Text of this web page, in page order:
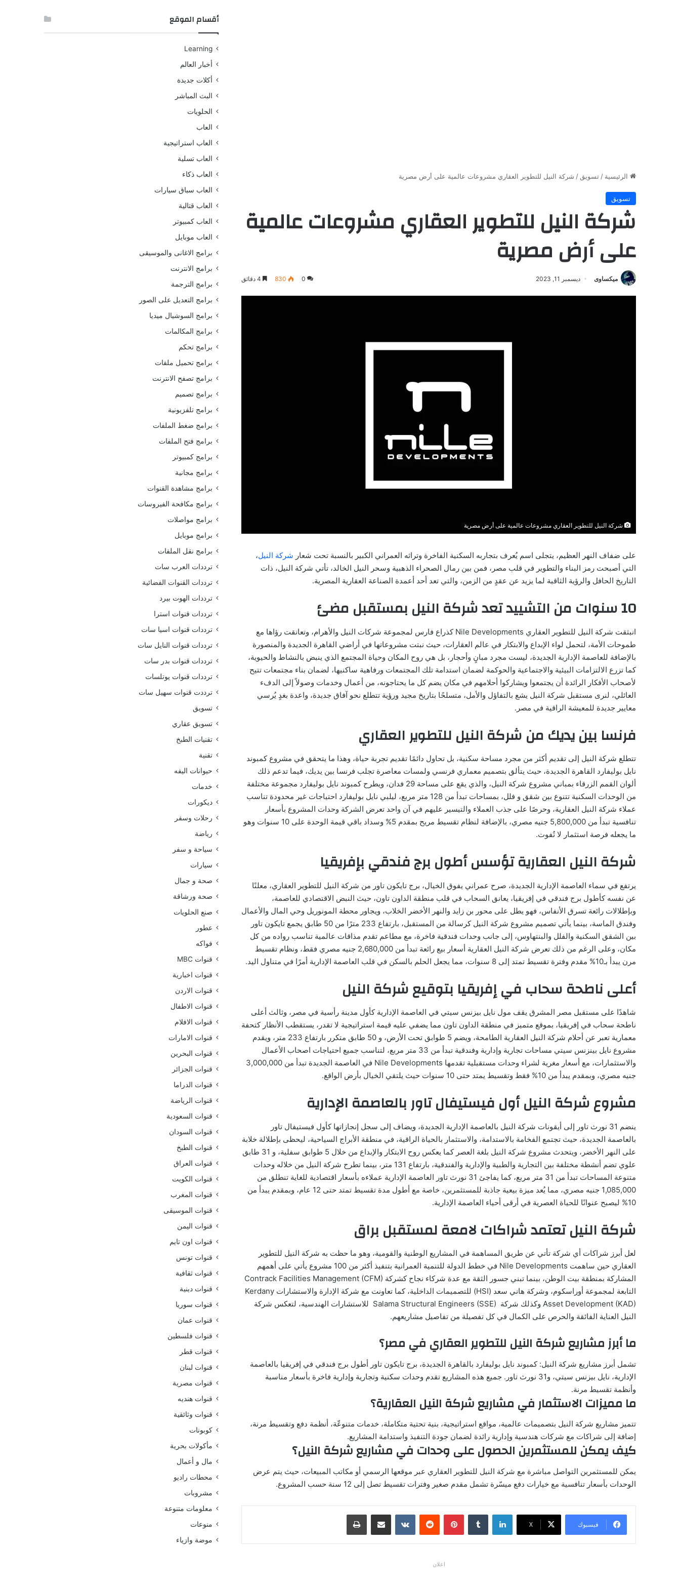
الرئيسية / تسويق / شركة النيل للتطوير العقاري مشروعات عالمية على أرض مصرية
تسويق
شركة النيل للتطوير العقاري مشروعات عالمية
على أرض مصرية
ميكساوى ديسمبر 11, 2023 0
830
شركة النيل للتطوير العقاري مشروعات عالمية على أرض مصرية
على ضفاف النهر العظيم، يتجلى اسم يُعرف بتجاربه السكنية الفاخرة وتراثه العمراني الكبير بالنسبة تحت شعار شركة النيل،
التي أصبحت رمز البناء والتطوير في قلب مصر، فمن بين رمال الصحراء الذهبية وسحر النيل الخالد، تأتي شركة النيل، ذات
التاريخ الحافل والرؤية الثاقبة لما يزيد عن عقدٍ من الزمن، والتي تعد أحد أعمدة الصناعة العقارية المصرية.
10 سنوات من التشييد تعد شركة النيل بمستقبل مضئ
انبثقت شركة النيل للتطوير العقاري Nile Developments كذراع فارس لمجموعة شركات النيل والأهرام، وتعانقت رؤاها مع
طموحات الأمة، لتحمل لواء الإبداع والابتكار في عالم العقارات، حيث نبتت مشروعاتها في أراضي القاهرة الجديدة والمنصورة
بالإضافة للعاصمة الإدارية الجديدة، ليست مجرد مبانٍ وأحجار، بل هي روح المكان وحياة المجتمع الذي ينبض بالنشاط والحيوية،
كما تزرع الالتزامات البيئية والاجتماعية والحوكمة لضمان استدامة تلك المجتمعات ورفاهية ساكنيها، لضمان بناء مجتمعات تتيح
لأصحاب الأفكار الرائدة أن يجتمعوا ويشاركوا أحلامهم في مكان يضم كل ما يحتاجونه، من أعمال وخدمات وصولاً إلى الدفء
العائلي، لنرى مستقبل شركة النيل يشع بالتفاؤل والأمل، متسلحًا بتاريخ مجيد ورؤية تتطلع نحو آفاق جديدة، واعدة بغدٍ يُرسي
معايير جديدة للمعيشة الراقية في مصر.
فرنسا بين يديك من شركة النيل للتطوير العقاري
تتطلع شركة النيل إلى تقديم أكثر من مجرد مساحة سكنية، بل تحاول دائمًا تقديم تجربة حياة، وهذا ما يتحقق في مشروع كمبوند
نايل بوليفارد القاهرة الجديدة، حيث يتألق بتصميم معماري فرنسي ولمسات معاصرة تجلب فرنسا بين يديك، فيما تدعم ذلك
ألوان القمم الزرقاء بمباني مشروع شركة النيل، والذي يقع على مساحة 29 فدان، ويطرح كمبوند نايل بوليفارد مجموعة مختلفة
من الوحدات السكنية تتنوع بين شقق و فلل، بمساحات تبدأ من 128 متر مربع، ليلبي نايل بوليفارد احتياجات غير محدودة تناسب
عملاء شركة النيل العقارية، وحرصًا على جذب العملاء والتيسير عليهم في آن واحد تعرض الشركة وحدات المشروع بأسعار
تنافسية تبدأ من 5,800,000 جنيه مصري، بالإضافة لنظام تقسيط مريح بمقدم 5% وسداد باقي قيمة الوحدة على 10 سنوات وهو
ما يجعله فرصة استثمار لا تُفوت.
شركة النيل العقارية تؤسس أطول برج فندقي بإفريقيا
يرتفع في سماء العاصمة الإدارية الجديدة، صرح عمراني يفوق الخيال، برج تايكون تاور من شركة النيل للتطوير العقاري، معلنًا
عن نفسه كأطول برج فندقي في إفريقيا، يعانق السحاب في قلب منطقة الداون تاون، حيث النبض الاقتصادي للعاصمة،
وبإطلالات رائعة تسرق الأنفاس، فهو يطل على محور بن زايد والنهر الأخضر الخلاب، ويجاور محطة المونوريل وحي المال والأعمال
وفندق الماسة، بينما يأتي تصميم مشروع شركة النيل كرسالة من المستقبل، بارتفاع 233 مترًا من 50 طابق يجمع تايكون تاور
بين الشقق السكنية والفلل والبنتهاوس، إلى جانب وحدات فندقية فاخرة، مع مطاعم تقدم مذاقات عالمية تناسب رواده من كل
مكان، وعلى الرغم من ذلك تعرض شركة النيل العقارية أسعار بيع رائعة تبدأ من 2,680,000 جنيه مصري فقط، ونظام تقسيط
مرن يبدأ بـ10% مقدم وفترة تقسيط تمتد إلى 8 سنوات، مما يجعل الحلم بالسكن في قلب العاصمة الإدارية أمرًا في متناول اليد.
أعلى ناطحة سحاب في إفريقيا بتوقيع شركة النيل
شاهدًا على مستقبل مصر المشرق يقف مول نايل بيزنس سيتي في العاصمة الإدارية كأول مدينة رأسية في مصر، وثالث أعلى
ناطحة سحاب في إفريقيا، بموقع متميز في منطقة الداون تاون مما يضفي عليه قيمة استراتيجية لا تقدر، يستقطب الأنظار كتحفة
معمارية تعبر عن أحلام شركة النيل العقارية الطامحة، ويضم 5 طوابق تحت الأرض، و 50 طابق متكرر بارتفاع 233 متر، ويقدم
مشروع نايل بينزنس سيتي مساحات تجارية وإدارية وفندقية تبدأ من 33 متر مربع، لتناسب جميع احتياجات اصحاب الأعمال
والاستثمارات، مع أسعار مغرية لشراء وحدات مستقبلية تقدمها Nile Developments في العاصمة الجديدة تبدأ من 3,000,000
جنيه مصري، وبمقدم يبدأ من 10% فقط وتقسيط يمتد حتى 10 سنوات حيث يلتقي الخيال بأرض الواقع.
مشروع شركة النيل أول فيستيفال تاور بالعاصمة الإدارية
ينضم 31 نورث تاور إلى أيقونات شركة النيل بالعاصمة الإدارية الجديدة، ويضاف إلى سجل إنجازاتها كأول فيستيفال تاور
بالعاصمة الجديدة، حيث تجتمع الفخامة بالاستدامة، والاستثمار بالحياة الراقية، في منطقة الأبراج السياحية، ليحظى بإطلالة خلابة
على النهر الأخضر، ويتحدث مشروع شركة النيل بلغة العصر كما يعكس روح الابتكار والإبداع من خلال 5 طوابق سفلية، و 31 طابق
علوي تضم أنشطة مختلفة بين التجارية والطبية والإدارية والفندقية، بارتفاع 131 متر، بينما تطرح شركة النيل من خلاله وحدات
متنوعة المساحات تبدأ من 31 متر مربع، كما يفاجئ 31 نورث تاور العاصمة الإدارية عملاءه بأسعار اقتصادية للغاية تنطلق من
1,085,000 جنيه مصري، مما يُعد ميزة بيعية جاذبة للمستثمرين، خاصة مع أطول مدة تقسيط تمتد حتى 12 عام، وبمقدم يبدأ من
10% ليصبح عنوانًا للحياة العصرية في أرقى أحياء العاصمة الإدارية.
شركة النيل تعتمد شراكات لامعة لمستقبل براق
لعل أبرز شراكات أي شركة تأتي عن طريق المساهمة في المشاريع الوطنية والقومية، وهو ما حظت به شركة النيل للتطوير
العقاري حين ساهمت Nile Developments في خطط الدولة للتنمية العمرانية بتنفيذ أكثر من 100 مشروع يأتي على أهمهم
المشاركة بمنطقة بيت الوطن، بينما تبني جسور الثقة مع عدة شركاء نجاح كشركة Contrack Facilities Management (CFM)
التابعة لمجموعة أوراسكوم، وشركة هاني سعد (HSI) للتصميمات الداخلية، كما تعاونت مع شركة الإدارة والاستشارات Kerdany
Asset Development (KAD) وكذلك شركة Salama Structural Engineers (SSE) للاستشارات الهندسية، لتعكس شركة
النيل العناية الفائقة والحرص على الكمال في كل تفصيلة من تفاصيل مشاريعهم.
ما أبرز مشاريع شركة النيل للتطوير العقاري في مصر؟
تشمل أبرز مشاريع شركة النيل: كمبوند نايل بوليفارد بالقاهرة الجديدة، برج تايكون تاور أطول برج فندقي في إفريقيا بالعاصمة
الإدارية، نايل بيزنس سيتي، و31 نورث تاور. جميع هذه المشاريع تقدم وحدات سكنية وتجارية وإدارية فاخرة بأسعار مناسبة
وأنظمة تقسيط مرنة.
ما مميزات الاستثمار في مشاريع شركة النيل العقارية؟
تتميز مشاريع شركة النيل بتصميمات عالمية، مواقع استراتيجية، بنية تحتية متكاملة، خدمات متنوعّة، أنظمة دفع وتقسيط مرنة،
إضافة إلى شراكات مع شركات هندسية وإدارية رائدة لضمان جودة التنفيذ واستدامة المشاريع.
كيف يمكن للمستثمرين الحصول على وحدات في مشاريع شركة النيل؟
يمكن للمستثمرين التواصل مباشرة مع شركة النيل للتطوير العقاري عبر موقعها الرسمي أو مكاتب المبيعات، حيث يتم عرض
الوحدات بأسعار تنافسية مع خيارات دفع ميسّرة تشمل مقدم صغير وفترات تقسيط تصل إلى 12 سنة حسب المشروع.
فيسبوك ‫X
لينكدإن بينتيريست مشاركة عبر البريد طباعة
اعلان
أقسام الموقع
Learning
أخبار العالم
أكلات جديدة
البث المباشر
الحلويات
العاب
العاب استراتيجية
العاب تسلية
العاب ذكاء
العاب سباق سيارات
العاب قتالية
العاب كمبيوتر
العاب موبايل
برامج الاغانى والموسيقى
برامج الانترنت
برامج الترجمة
برامج التعديل على الصور
برامج السوشيال ميديا
برامج المكالمات
برامج تحكم
برامج تحميل ملفات
برامج تصفح الانترنت
برامج تصميم
برامج تلفزيونية
برامج ضغط الملفات
برامج فتح الملفات
برامج كمبيوتر
برامج مجانية
برامج مشاهدة القنوات
برامج مكافحة الفيروسات
برامج مواصلات
برامج موبايل
برامج نقل الملفات
ترددات العرب سات
ترددات القنوات الفضائية
ترددات الهوت بيرد
ترددات قنوات استرا
ترددات قنوات اسيا سات
ترددات قنوات النايل سات
ترددات قنوات بدر سات
ترددات قنوات يوتلسات
ترددت قنوات سهيل سات
تسويق
تسويق عقاري
تقنيات الطبخ
تقنية
حيوانات اليفه
خدمات
ديكورات
رحلات وسفر
رياضة
سياحة و سفر
سيارات
صحة و جمال
صحة ورشاقة
صنع الحلويات
عطور
فواكه
قنوات MBC
قنوات اخبارية
قنوات الاردن
قنوات الاطفال
قنوات الافلام
قنوات الامارات
قنوات البحرين
قنوات الجزائر
قنوات الدراما
قنوات الرياضة
قنوات السعودية
قنوات السودان
قنوات الطبخ
قنوات العراق
قنوات الكويت
قنوات المغرب
قنوات الموسيقى
قنوات اليمن
قنوات اون تايم
قنوات تونس
قنوات ثقافية
قنوات دينية
قنوات سوريا
قنوات عمان
قنوات فلسطين
قنوات قطر
قنوات لبنان
قنوات مصرية
قنوات هنديه
قنوات وثائقية
كوبونات
مأكولات بحرية
مال و أعمال
محطات راديو
مشروبات
معلومات متنوعة
منوعات
موضة وازياء